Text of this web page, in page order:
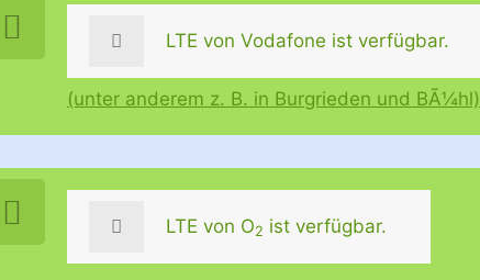
LTE von Vodafone ist verfügbar.
(unter anderem z. B. in Burgrieden und BÃ¼hl)
LTE von O2 ist verfügbar.